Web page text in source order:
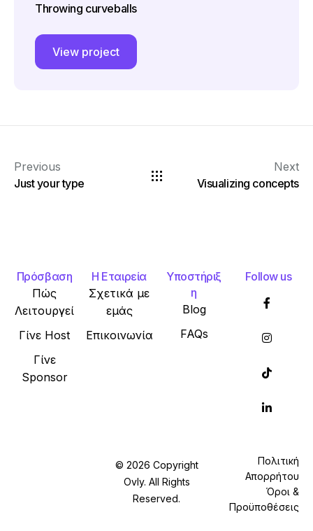
Throwing curveballs
View project
Previous
Just your type
Next
Visualizing concepts
Πρόσβαση
Πώς
Λειτουργεί
Γίνε Host
Γίνε
Sponsor
Η Εταιρεία
Σχετικά με
εμάς
Επικοινωνία
Υποστήριξ
η
Blog
FAQs
Follow us
© 2026 Copyright
Ovly. All Rights
Reserved.
Πολιτική
Απορρήτου
Όροι &
Προϋποθέσεις